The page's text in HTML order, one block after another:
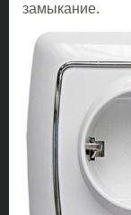
замыкание.